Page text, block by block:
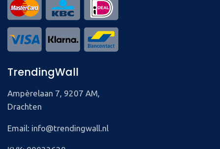
TrendingWall
Ampèrelaan 7, 9207 AM,
Drachten
Email: info@trendingwall.nl